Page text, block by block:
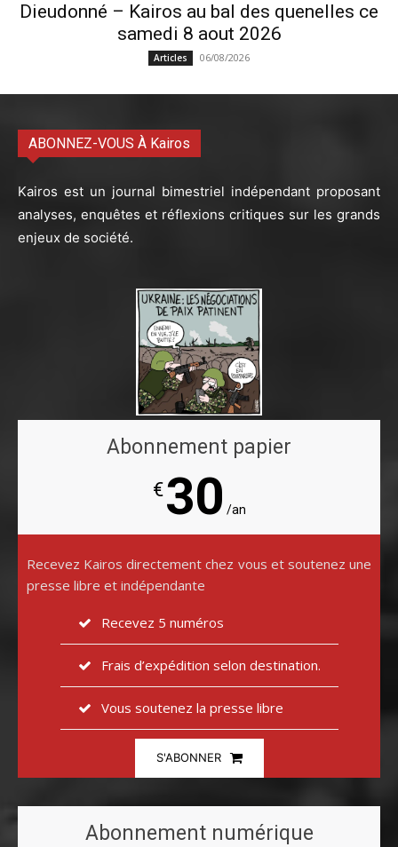
Dieudonné – Kairos au bal des quenelles ce
samedi 8 aout 2026
Articles 06/08/2026
ABONNEZ-VOUS À Kairos
Kairos est un journal bimestriel indépendant proposant
analyses, enquêtes et réflexions critiques sur les grands
enjeux de société.
Abonnement papier
€30 /an
Recevez Kairos directement chez vous et soutenez une
presse libre et indépendante
Recevez 5 numéros
Frais d’expédition selon destination.
Vous soutenez la presse libre
S'ABONNER
Abonnement numérique